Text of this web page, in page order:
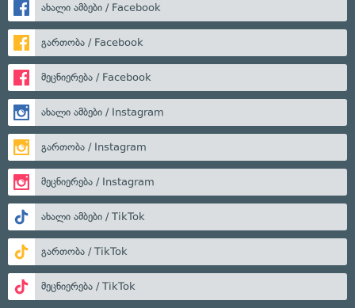
ახალი ამბები / Facebook
გართობა / Facebook
მეცნიერება / Facebook
ახალი ამბები / Instagram
გართობა / Instagram
მეცნიერება / Instagram
ახალი ამბები / TikTok
გართობა / TikTok
მეცნიერება / TikTok